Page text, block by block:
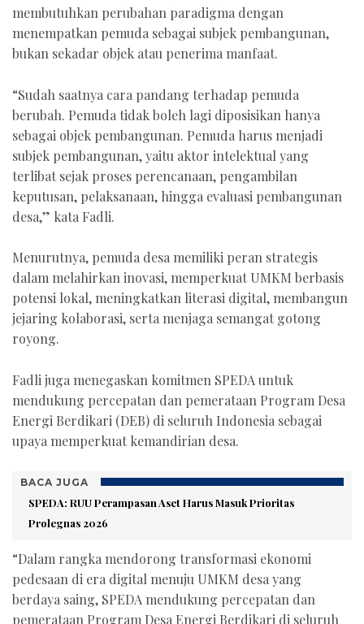
membutuhkan perubahan paradigma dengan
menempatkan pemuda sebagai subjek pembangunan,
bukan sekadar objek atau penerima manfaat.
“Sudah saatnya cara pandang terhadap pemuda
berubah. Pemuda tidak boleh lagi diposisikan hanya
sebagai objek pembangunan. Pemuda harus menjadi
subjek pembangunan, yaitu aktor intelektual yang
terlibat sejak proses perencanaan, pengambilan
keputusan, pelaksanaan, hingga evaluasi pembangunan
desa,” kata Fadli.
Menurutnya, pemuda desa memiliki peran strategis
dalam melahirkan inovasi, memperkuat UMKM berbasis
potensi lokal, meningkatkan literasi digital, membangun
jejaring kolaborasi, serta menjaga semangat gotong
royong.
Fadli juga menegaskan komitmen SPEDA untuk
mendukung percepatan dan pemerataan Program Desa
Energi Berdikari (DEB) di seluruh Indonesia sebagai
upaya memperkuat kemandirian desa.
BACA JUGA
SPEDA: RUU Perampasan Aset Harus Masuk Prioritas
Prolegnas 2026
“Dalam rangka mendorong transformasi ekonomi
pedesaan di era digital menuju UMKM desa yang
berdaya saing, SPEDA mendukung percepatan dan
pemerataan Program Desa Energi Berdikari di seluruh